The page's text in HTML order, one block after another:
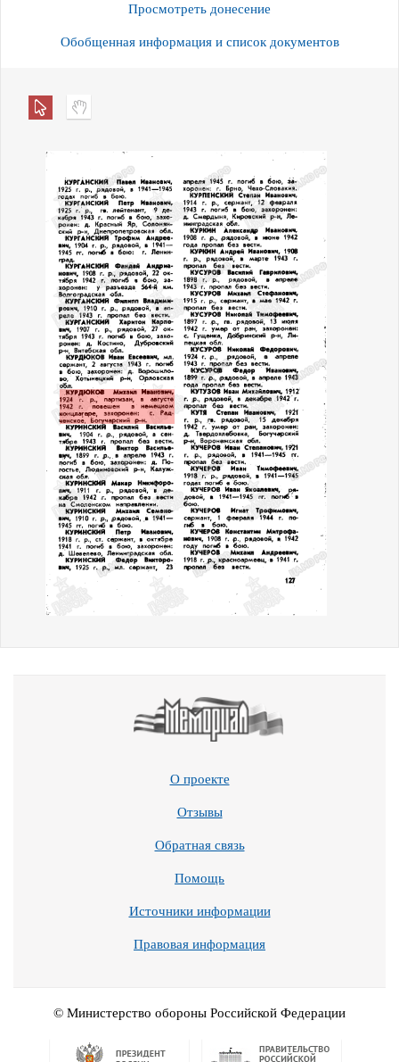
Просмотреть донесение
Обобщенная информация и список документов
О проекте
Отзывы
Обратная связь
Помощь
Источники информации
Правовая информация
© Министерство обороны Российской Федерации